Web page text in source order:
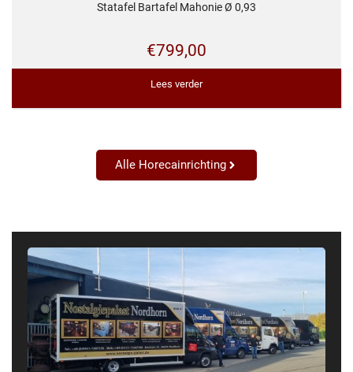
Statafel Bartafel Mahonie Ø 0,93
€799,00
Lees verder
Alle Horecainrichting